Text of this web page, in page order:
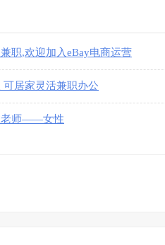
职,欢迎加入eBay电商运营
可居家灵活兼职办公
老师——女性